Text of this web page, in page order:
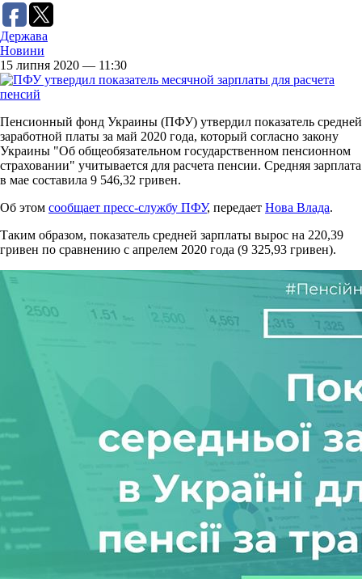
Держава
Новини
15 липня 2020 — 11:30
Пенсионный фонд Украины (ПФУ) утвердил показатель средней
заработной платы за май 2020 года, который согласно закону
Украины "Об общеобязательном государственном пенсионном
страховании" учитывается для расчета пенсии. Средняя зарплата
в мае составила 9 546,32 гривен.
Об этом сообщает пресс-службу ПФУ, передает Нова Влада.
Таким образом, показатель средней зарплаты вырос на 220,39
гривен по сравнению с апрелем 2020 года (9 325,93 гривен).